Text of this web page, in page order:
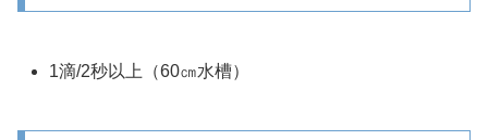
1滴/2秒以上（60㎝水槽）